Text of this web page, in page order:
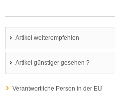
Artikel weiterempfehlen
Artikel günstiger gesehen ?
Verantwortliche Person in der EU